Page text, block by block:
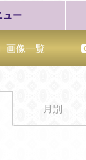
画像一覧
月別
ュー